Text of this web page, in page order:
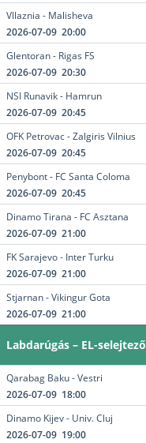
Vllaznia - Malisheva
2026-07-09 20:00
Glentoran - Rigas FS
2026-07-09 20:30
NSI Runavik - Hamrun
2026-07-09 20:45
OFK Petrovac - Zalgiris Vilnius
2026-07-09 20:45
Penybont - FC Santa Coloma
2026-07-09 20:45
Dinamo Tirana - FC Asztana
2026-07-09 21:00
FK Sarajevo - Inter Turku
2026-07-09 21:00
Stjarnan - Vikingur Gota
2026-07-09 21:00
Labdarúgás – EL-selejtező
Qarabag Baku - Vestri
2026-07-09 18:00
Dinamo Kijev - Univ. Cluj
2026-07-09 19:00